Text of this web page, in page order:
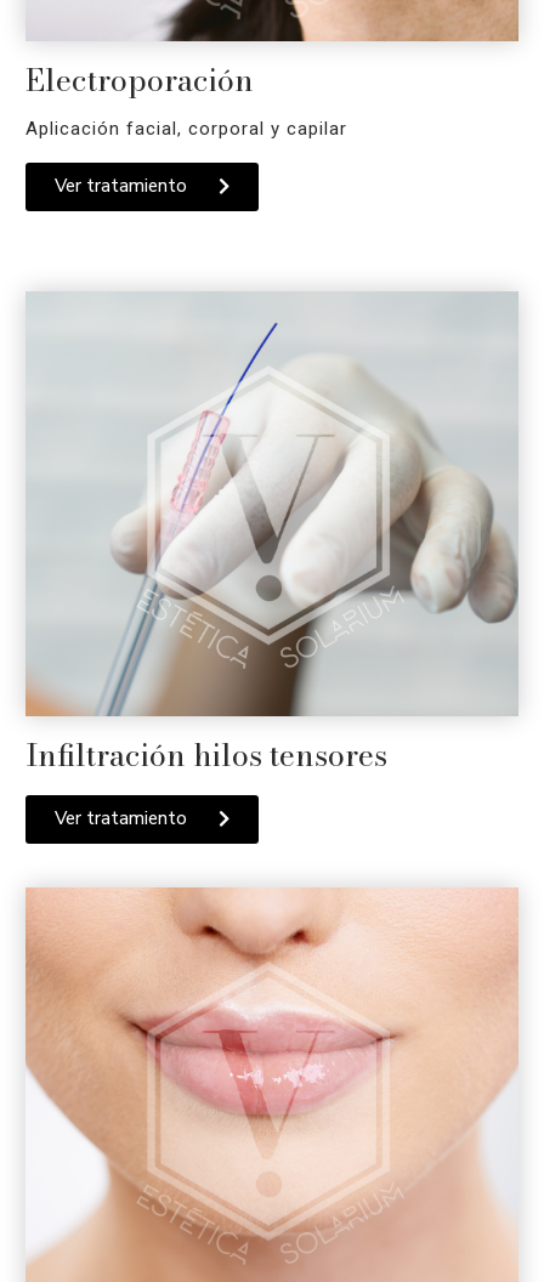
Electroporación
Aplicación facial, corporal y capilar
Ver tratamiento
Infiltración hilos tensores
Ver tratamiento